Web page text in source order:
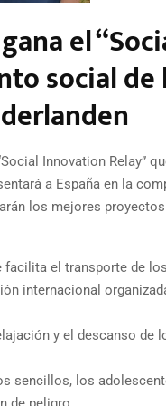
el
social de
Innovation Relay”
a España en la
los mejores
facilita el transporte de
internacional
y el descanso de
sencillos, los